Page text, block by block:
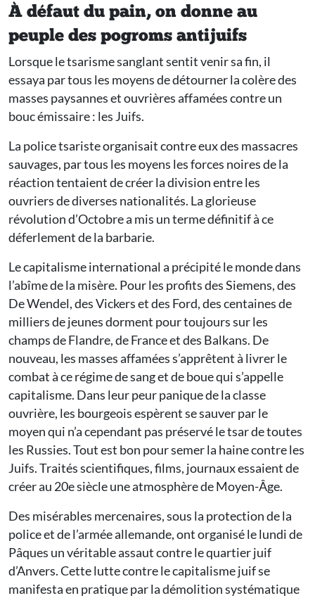
À défaut du pain, on donne au
peuple des pogroms antijuifs
Lorsque le tsarisme sanglant sentit venir sa fin, il
essaya par tous les moyens de détourner la colère des
masses paysannes et ouvrières affamées contre un
bouc émissaire : les Juifs.
La police tsariste organisait contre eux des massacres
sauvages, par tous les moyens les forces noires de la
réaction tentaient de créer la division entre les
ouvriers de diverses nationalités. La glorieuse
révolution d’Octobre a mis un terme définitif à ce
déferlement de la barbarie.
Le capitalisme international a précipité le monde dans
l’abîme de la misère. Pour les profits des Siemens, des
De Wendel, des Vickers et des Ford, des centaines de
milliers de jeunes dorment pour toujours sur les
champs de Flandre, de France et des Balkans. De
nouveau, les masses affamées s’apprêtent à livrer le
combat à ce régime de sang et de boue qui s’appelle
capitalisme. Dans leur peur panique de la classe
ouvrière, les bourgeois espèrent se sauver par le
moyen qui n’a cependant pas préservé le tsar de toutes
les Russies. Tout est bon pour semer la haine contre les
Juifs. Traités scientifiques, films, journaux essaient de
créer au 20e siècle une atmosphère de Moyen-Âge.
Des misérables mercenaires, sous la protection de la
police et de l’armée allemande, ont organisé le lundi de
Pâques un véritable assaut contre le quartier juif
d’Anvers. Cette lutte contre le capitalisme juif se
manifesta en pratique par la démolition systématique